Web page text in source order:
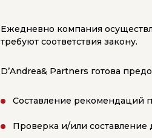
Ежедневно компания
требуют соответствия закону.
D’Andrea& Partners готова
Составление рекомендаций
Проверка и/или